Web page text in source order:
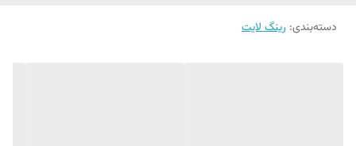
دسته‌بندی: رینگ لایت